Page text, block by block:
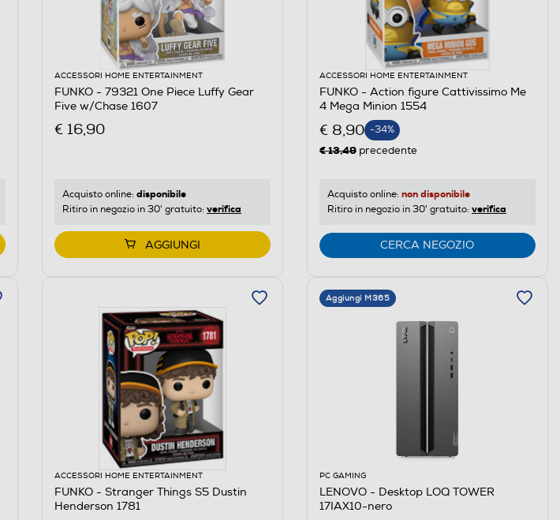
ACCESSORI HOME ENTERTAINMENT
FUNKO - 79321 One Piece Luffy Gear
Five w/Chase 1607
€ 16,90
Acquisto online: disponibile
Ritiro in negozio in 30' gratuito: verifica
AGGIUNGI
ACCESSORI HOME ENTERTAINMENT
FUNKO - Action figure Cattivissimo Me
4 Mega Minion 1554
€ 8,90 -34%
€ 13,49precedente
Acquisto online: non disponibile
Ritiro in negozio in 30' gratuito: verifica
CERCA NEGOZIO
ACCESSORI HOME ENTERTAINMENT
FUNKO - Stranger Things S5 Dustin
Henderson 1781
Aggiungi M365
PC GAMING
LENOVO - Desktop LOQ TOWER
17IAX10-nero